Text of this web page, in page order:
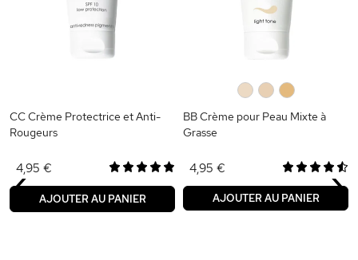
CC Crème Protectrice et Anti-
Rougeurs
4,95 €
AJOUTER AU PANIER
BB Crème pour Peau Mixte à
Grasse
4,95 €
AJOUTER AU PANIER
‹ ›